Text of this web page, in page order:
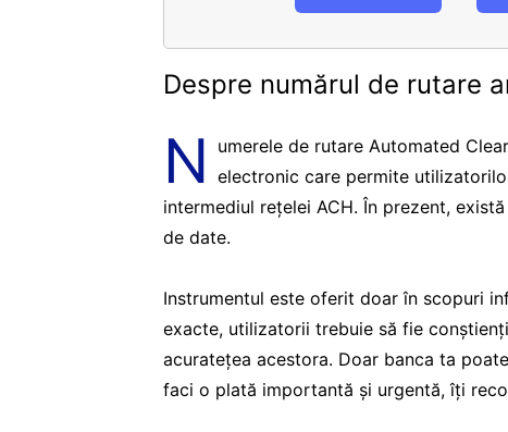
Despre numărul de rutare
N
umerele de rutare Automated
electronic care permite
intermediul rețelei ACH. În prezent,
de date.
Instrumentul este oferit doar în scopuri
exacte, utilizatorii trebuie să fie
acuratețea acestora. Doar banca ta
faci o plată importantă și urgentă, îți